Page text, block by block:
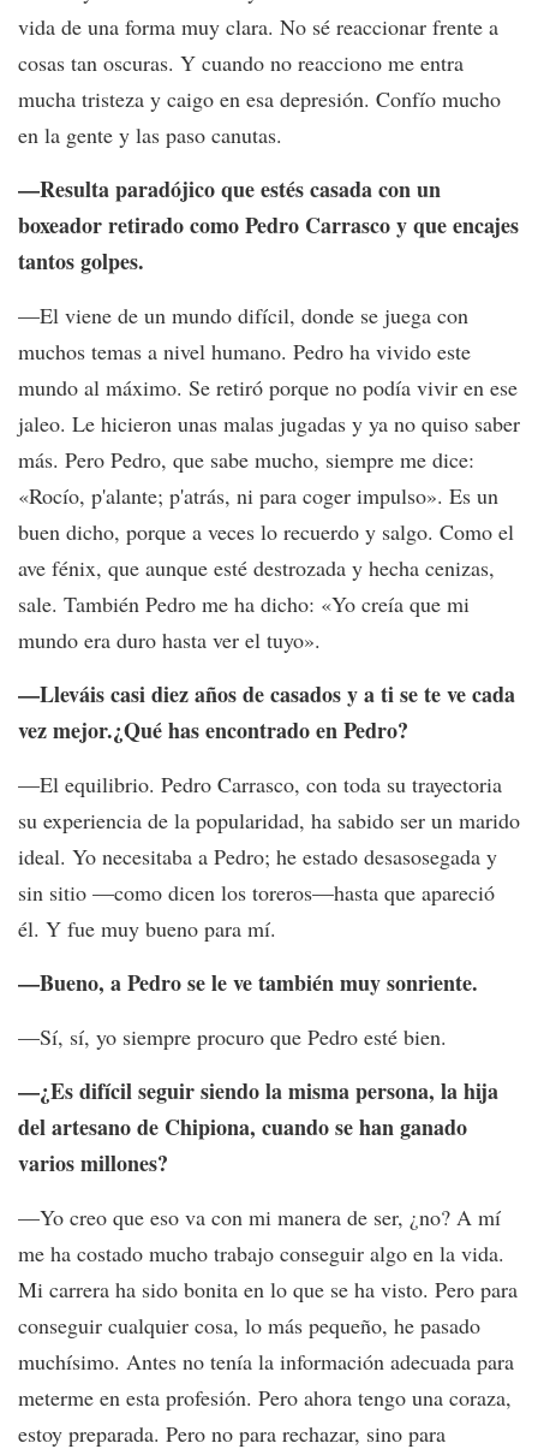
vida de una forma muy clara. No sé reaccionar frente a
cosas tan oscuras. Y cuando no reacciono me entra
mucha tristeza y caigo en esa depresión. Confío mucho
en la gente y las paso canutas.
—Resulta paradójico que estés casada con un
boxeador retirado como Pedro Carrasco y que encajes
tantos golpes.
—El viene de un mundo difícil, donde se juega con
muchos temas a nivel humano. Pedro ha vivido este
mundo al máximo. Se retiró porque no podía vivir en ese
jaleo. Le hicieron unas malas jugadas y ya no quiso saber
más. Pero Pedro, que sabe mucho, siempre me dice:
«Rocío, p'alante; p'atrás, ni para coger impulso». Es un
buen dicho, porque a veces lo recuerdo y salgo. Como el
ave fénix, que aunque esté destrozada y hecha cenizas,
sale. También Pedro me ha dicho: «Yo creía que mi
mundo era duro hasta ver el tuyo».
—Lleváis casi diez años de casados y a ti se te ve cada
vez mejor.¿Qué has encontrado en Pedro?
—El equilibrio. Pedro Carrasco, con toda su trayectoria
su experiencia de la popularidad, ha sabido ser un marido
ideal. Yo necesitaba a Pedro; he estado desasosegada y
sin sitio —como dicen los toreros—hasta que apareció
él. Y fue muy bueno para mí.
—Bueno, a Pedro se le ve también muy sonriente.
—Sí, sí, yo siempre procuro que Pedro esté bien.
—¿Es difícil seguir siendo la misma persona, la hija
del artesano de Chipiona, cuando se han ganado
varios millones?
—Yo creo que eso va con mi manera de ser, ¿no? A mí
me ha costado mucho trabajo conseguir algo en la vida.
Mi carrera ha sido bonita en lo que se ha visto. Pero para
conseguir cualquier cosa, lo más pequeño, he pasado
muchísimo. Antes no tenía la información adecuada para
meterme en esta profesión. Pero ahora tengo una coraza,
estoy preparada. Pero no para rechazar, sino para